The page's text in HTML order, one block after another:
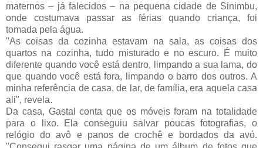
maternos – já falecidos – na pequena cidade de Sinimbu,
onde costumava passar as férias quando criança, foi
tomada pela água.
"As coisas da cozinha estavam na sala, as coisas dos
quartos na cozinha, tudo misturado e no escuro. É muito
diferente quando você está dentro, limpando a sua lama, do
que quando você está fora, limpando o barro dos outros. A
minha referência de casa, de lar, de família, era aquela casa
ali", revela.
Da casa, Gastal conta que os móveis foram na totalidade
para o lixo. Ela conseguiu salvar poucas fotografias, o
relógio do avô e panos de crochê e bordados da avó.